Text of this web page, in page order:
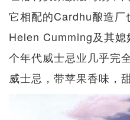
它相配的Cardhu酿造
Helen Cumming及其
个年代威士忌业几乎完
威士忌，带苹果香味，